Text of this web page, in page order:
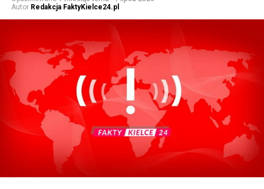
Autor Redakcja FaktyKielce24.pl